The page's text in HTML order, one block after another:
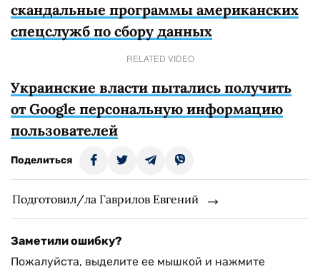
скандальные программы американских
спецслужб по сбору данных
RELATED VIDEO
Украинские власти пытались получить
от Google персональную информацию
пользователей
Поделиться
Подготовил/ла Гаврилов Евгений
Заметили ошибку?
Пожалуйста, выделите ее мышкой и нажмите